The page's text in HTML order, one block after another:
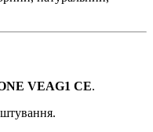
VEAG1 CE.